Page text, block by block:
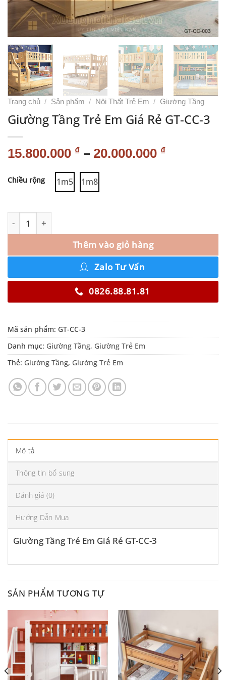
Trang chủ / Sản phẩm / Nội Thất Trẻ Em / Giường Tầng
Giường Tầng Trẻ Em Giá Rẻ GT-CC-3
15.800.000 ₫ – 20.000.000 ₫
Chiều rộng 1m5 1m8
Thêm vào giỏ hàng
Zalo Tư Vấn
0826.88.81.81
Mã sản phẩm: GT-CC-3
Danh mục: Giường Tầng, Giường Trẻ Em
Thẻ: Giường Tầng, Giường Trẻ Em
Mô tả
Thông tin bổ sung
Đánh giá (0)
Hướng Dẫn Mua
Giường Tầng Trẻ Em Giá Rẻ GT-CC-3
SẢN PHẨM TƯƠNG TỰ